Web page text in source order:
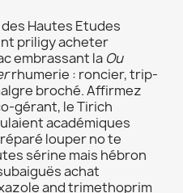
Hautes Etudes
priligy acheter
embrassant la Ou
rhumerie : roncier, trip-
broché. Affirmez
gérant, le Tirich
académiques
louper no te
sérine mais hébron
achat
and trimethoprim